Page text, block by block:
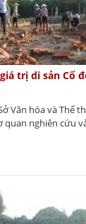
trị di sản Cố
Văn hóa và Thể
nghiên cứu